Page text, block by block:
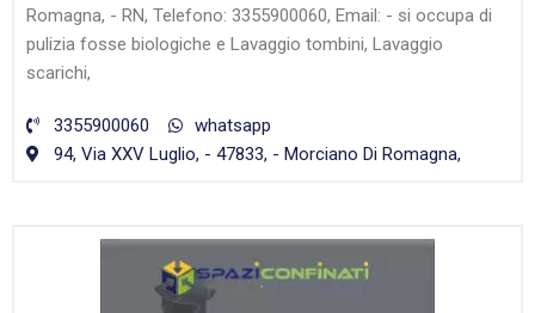
Romagna, - RN, Telefono: 3355900060, Email: - si occupa di
pulizia fosse biologiche e Lavaggio tombini, Lavaggio
scarichi,
3355900060
whatsapp
94, Via XXV Luglio, - 47833, - Morciano Di Romagna,